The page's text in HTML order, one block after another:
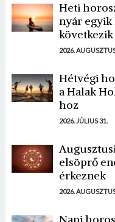
Heti
nyár egyik
következik
2026.
Hétvégi
a Halak
hoz
2026. JÚLIUS 31.
elsöprő
érkeznek
2026.